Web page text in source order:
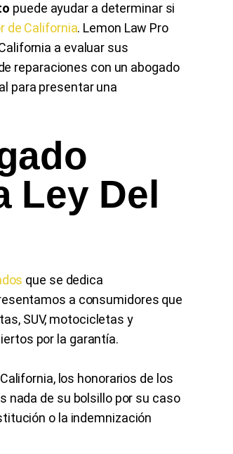
puede ayudar a determinar si
de California. Lemon Law Pro
a evaluar sus
reparaciones con un abogado
para presentar una
Ley Del
que se dedica
a consumidores que
SUV, motocicletas y
por la garantía.
los honorarios de los
nada de su bolsillo por su caso
o la indemnización